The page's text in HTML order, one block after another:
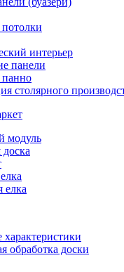
интерьер
панели
столярного
модуль
елка
характеристики
обработка доски